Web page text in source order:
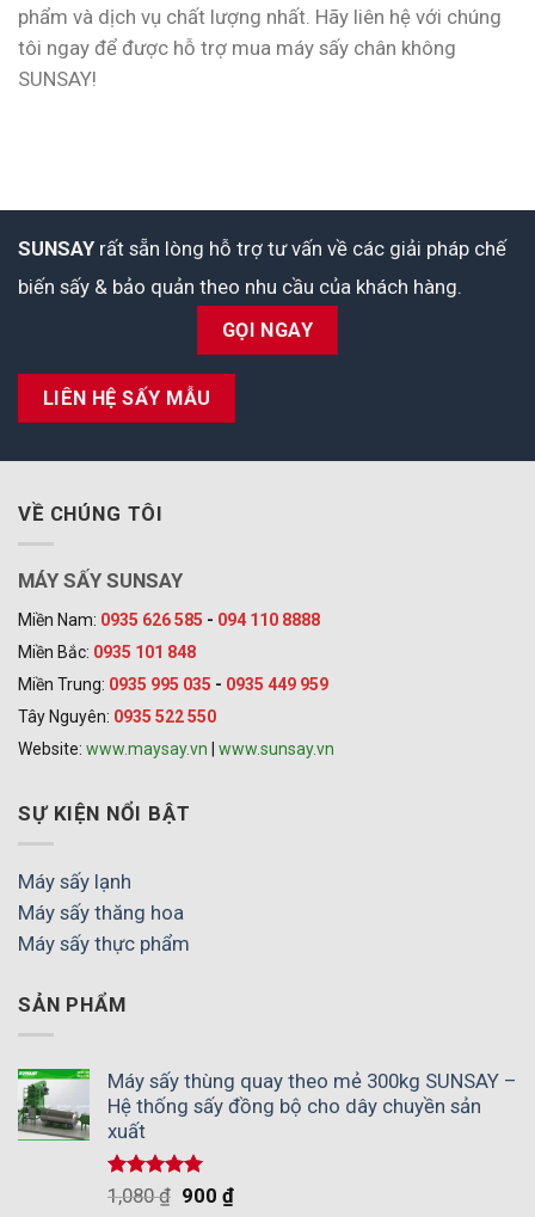
phẩm và dịch vụ chất lượng nhất. Hãy liên hệ với chúng
tôi ngay để được hỗ trợ mua máy sấy chân không
SUNSAY!
SUNSAY rất sẵn lòng hỗ trợ tư vấn về các giải pháp chế
biến sấy & bảo quản theo nhu cầu của khách hàng.
GỌI NGAY
LIÊN HỆ SẤY MẪU
VỀ CHÚNG TÔI
MÁY SẤY SUNSAY
Miền Nam: 0935 626 585 - 094 110 8888
Miền Bắc: 0935 101 848
Miền Trung: 0935 995 035 - 0935 449 959
Tây Nguyên: 0935 522 550
Website: www.maysay.vn www.sunsay.vn
SỰ KIỆN NỔI BẬT
Máy sấy lạnh
Máy sấy thăng hoa
Máy sấy thực phẩm
SẢN PHẨM
Máy sấy thùng quay theo mẻ 300kg SUNSAY –
Hệ thống sấy đồng bộ cho dây chuyền sản
xuất
Được xếp
hạng
5.00
1,080₫ 900₫